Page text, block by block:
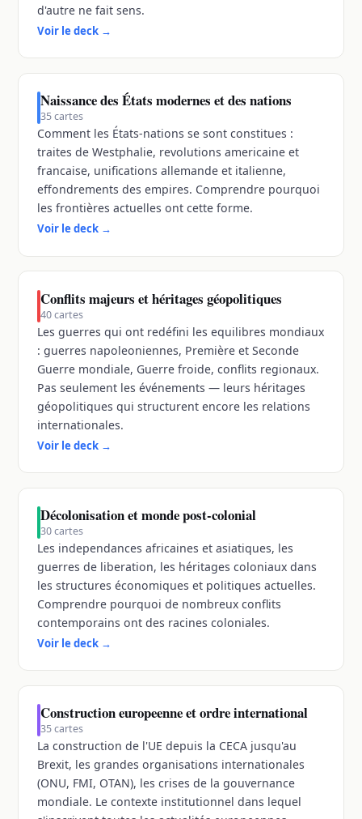
d'autre ne fait sens.
Voir le deck→
Naissance des États modernes et des nations
35cartes
Comment les États-nations se sont constitues :
traites de Westphalie, revolutions americaine et
francaise, unifications allemande et italienne,
effondrements des empires. Comprendre pourquoi
les frontières actuelles ont cette forme.
Voir le deck→
Conflits majeurs et héritages géopolitiques
40cartes
Les guerres qui ont redéfini les equilibres mondiaux
: guerres napoleoniennes, Première et Seconde
Guerre mondiale, Guerre froide, conflits regionaux.
Pas seulement les événements — leurs héritages
géopolitiques qui structurent encore les relations
internationales.
Voir le deck→
Décolonisation et monde post-colonial
30cartes
Les independances africaines et asiatiques, les
guerres de liberation, les héritages coloniaux dans
les structures économiques et politiques actuelles.
Comprendre pourquoi de nombreux conflits
contemporains ont des racines coloniales.
Voir le deck→
Construction europeenne et ordre international
35cartes
La construction de l'UE depuis la CECA jusqu'au
Brexit, les grandes organisations internationales
(ONU, FMI, OTAN), les crises de la gouvernance
mondiale. Le contexte institutionnel dans lequel